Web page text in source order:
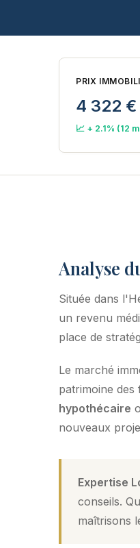
PRIX
4 322 €
📈 + 2.1% (12
Analyse
Située dans
un revenu
place de
Le marché
patrimoine des
hypothécaire
nouveaux
Expertise
conseils.
maîtrisons